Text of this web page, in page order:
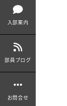
入部案内
部員ブログ
お問合せ